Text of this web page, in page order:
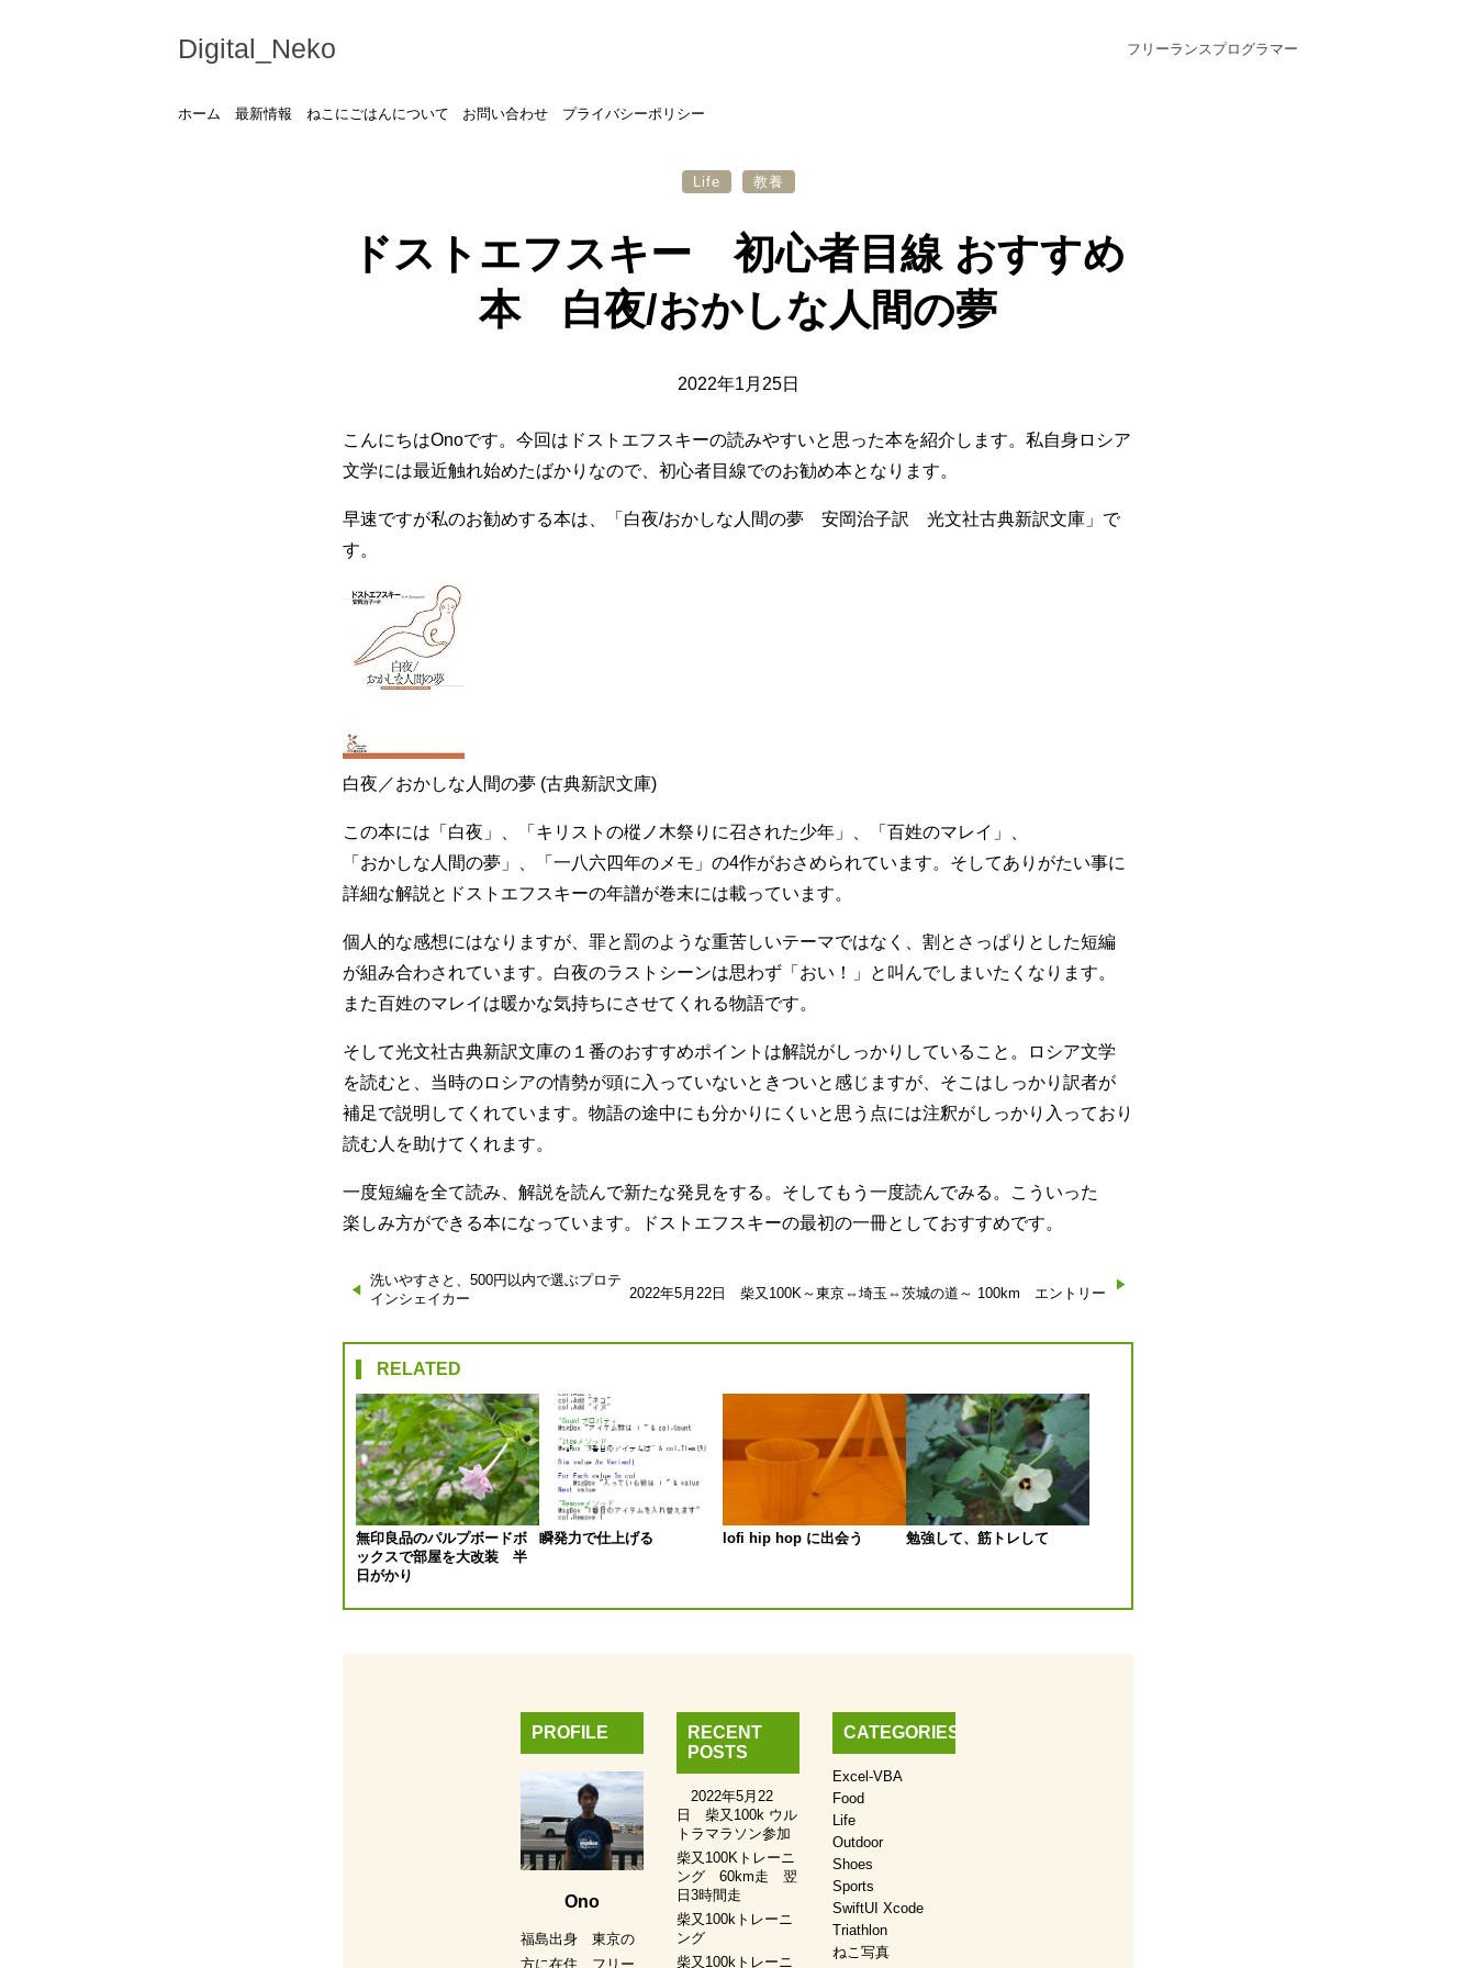
Digital_Neko フリーランスプログラマー
ホーム 最新情報 ねこにごはんについて お問い合わせ プライバシーポリシー
Life 教養
ドストエフスキー 初心者目線 おすすめ
本 白夜/おかしな人間の夢
2022年1月25日
こんにちはOnoです。今回はドストエフスキーの読みやすいと思った本を紹介します。私自身ロシア
文学には最近触れ始めたばかりなので、初心者目線でのお勧め本となります。
早速ですが私のお勧めする本は、「白夜/おかしな人間の夢 安岡治子訳 光文社古典新訳文庫」で
す。
白夜／おかしな人間の夢 (古典新訳文庫)
この本には「白夜」、「キリストの樅ノ木祭りに召された少年」、「百姓のマレイ」、
「おかしな人間の夢」、「一八六四年のメモ」の4作がおさめられています。そしてありがたい事に
詳細な解説とドストエフスキーの年譜が巻末には載っています。
個人的な感想にはなりますが、罪と罰のような重苦しいテーマではなく、割とさっぱりとした短編
が組み合わされています。白夜のラストシーンは思わず「おい！」と叫んでしまいたくなります。
また百姓のマレイは暖かな気持ちにさせてくれる物語です。
そして光文社古典新訳文庫の１番のおすすめポイントは解説がしっかりしていること。ロシア文学
を読むと、当時のロシアの情勢が頭に入っていないときついと感じますが、そこはしっかり訳者が
補足で説明してくれています。物語の途中にも分かりにくいと思う点には注釈がしっかり入っており
読む人を助けてくれます。
一度短編を全て読み、解説を読んで新たな発見をする。そしてもう一度読んでみる。こういった
楽しみ方ができる本になっています。ドストエフスキーの最初の一冊としておすすめです。
投
稿
ナ
ビ
ゲ
ー
シ
ョ
洗いやすさと、500円以内で選ぶプロテ
インシェイカー
2022年5月22日 柴又100K～東京⇔埼玉⇔茨城の道～ 100km エントリー
RELATED
無印良品のパルプボードボ
ックスで部屋を大改装 半
日がかり
瞬発力で仕上げる lofi hip hop に出会う 勉強して、筋トレして
PROFILE
Ono
福島出身 東京の
方に在住 フリー
RECENT
POSTS
2022年5月22
日 柴又100k ウル
トラマラソン参加
柴又100Kトレーニ
ング 60km走 翌
日3時間走
柴又100kトレーニ
ング
柴又100kトレーニ
CATEGORIES
Excel-VBA
Food
Life
Outdoor
Shoes
Sports
SwiftUI Xcode
Triathlon
ねこ写真